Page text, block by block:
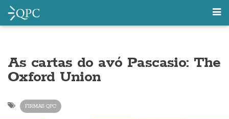
As cartas do avó Pascasio: The
Oxford Union
FIRMAS QPC